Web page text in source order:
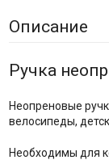
Описание
Ручка
Неопреновые
велосипеды,
Необходимы для